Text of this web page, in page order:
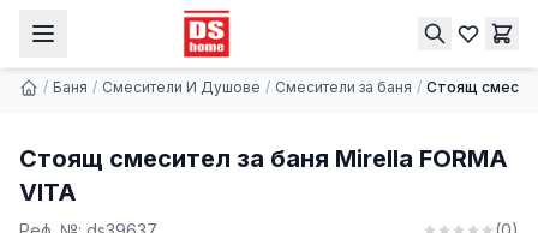
/ Баня / Смесители И Душове / Смесители за баня / Стоящ
Стоящ смесител за баня Mirella FORMA
VITA
29.60 € | 57.89 лв. Купи